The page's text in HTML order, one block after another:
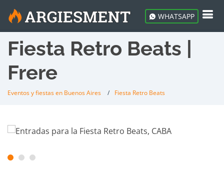
WHATSAPP
Fiesta Retro Beats |
Frere
Eventos y fiestas en Buenos Aires Fiesta Retro Beats